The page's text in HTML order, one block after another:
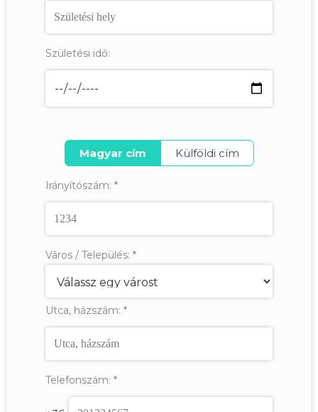
Születési idő:
Magyar cím Külföldi cím
Irányítószám: *
Város / Település: *
Utca, házszám: *
Telefonszám: *